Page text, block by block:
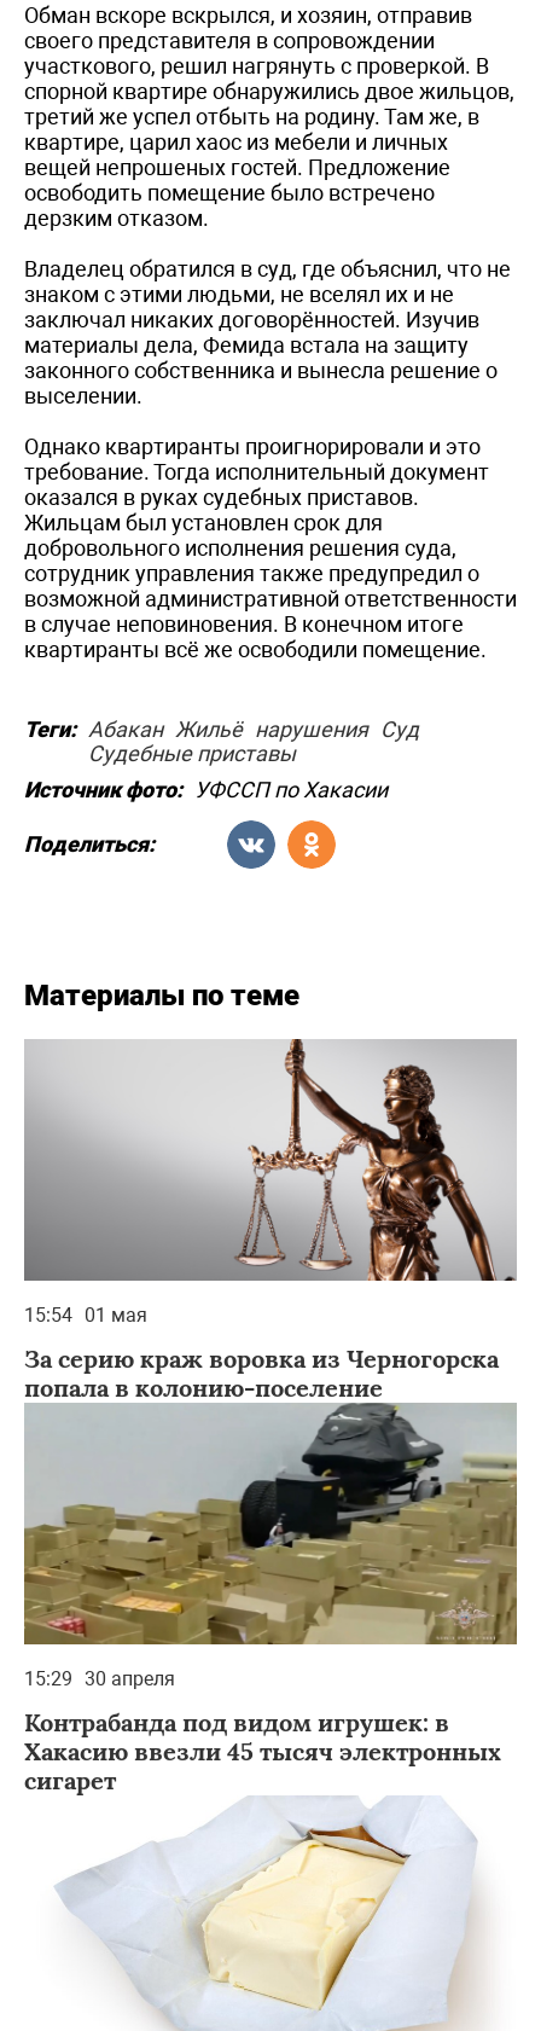
Обман вскоре вскрылся, и хозяин, отправив
своего представителя в сопровождении
участкового, решил нагрянуть с проверкой. В
спорной квартире обнаружились двое жильцов,
третий же успел отбыть на родину. Там же, в
квартире, царил хаос из мебели и личных
вещей непрошеных гостей. Предложение
освободить помещение было встречено
дерзким отказом.
Владелец обратился в суд, где объяснил, что не
знаком с этими людьми, не вселял их и не
заключал никаких договорённостей. Изучив
материалы дела, Фемида встала на защиту
законного собственника и вынесла решение о
выселении.
Однако квартиранты проигнорировали и это
требование. Тогда исполнительный документ
оказался в руках судебных приставов.
Жильцам был установлен срок для
добровольного исполнения решения суда,
сотрудник управления также предупредил о
возможной административной ответственности
в случае неповиновения. В конечном итоге
квартиранты всё же освободили помещение.
Теги: Абакан Жильё нарушения Суд
Судебные приставы
Источник фото:
УФССП по Хакасии
Поделиться:
Материалы по теме
15:54 01 мая
За серию краж воровка из Черногорска
попала в колонию-поселение
15:29 30 апреля
Контрабанда под видом игрушек: в
Хакасию ввезли 45 тысяч электронных
сигарет